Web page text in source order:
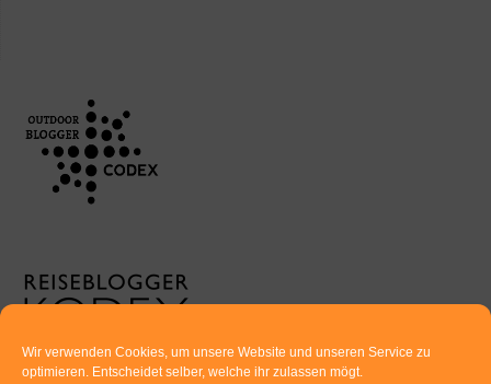
Wir verwenden Cookies, um unsere Website und unseren Service zu
optimieren. Entscheidet selber, welche ihr zulassen mögt.